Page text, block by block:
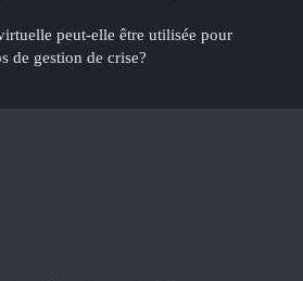
peut-elle être utilisée pour
de gestion de crise?